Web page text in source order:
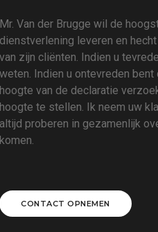
Mr. Van der Brugge wil de
dienstverlening leveren en
van zijn cliënten. Indien u
weten. Indien u ontevreden
hoogte van de declaratie
hoogte te stellen. Ik neem uw
altijd proberen in gezamenlijk
komen.
CONTACT OPNEMEN